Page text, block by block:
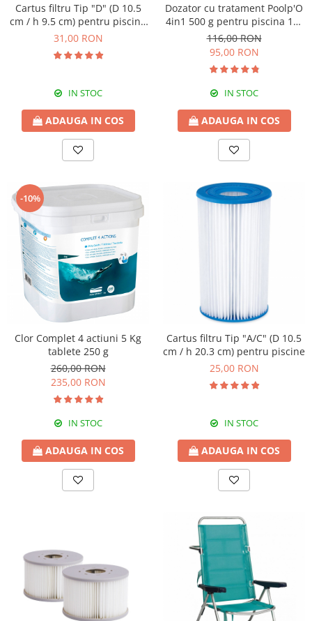
Cartus filtru Tip "D" (D 10.5
cm / h 9.5 cm) pentru piscine
- Set cu 2 buc
31,00 RON
IN STOC
ADAUGA IN COS
Dozator cu tratament Poolp'O
4in1 500 g pentru piscina 10-
20 m3
116,00 RON
95,00 RON
IN STOC
ADAUGA IN COS
-10%
Clor Complet 4 actiuni 5 Kg
tablete 250 g
260,00 RON
235,00 RON
IN STOC
ADAUGA IN COS
Cartus filtru Tip "A/C" (D 10.5
cm / h 20.3 cm) pentru piscine
25,00 RON
IN STOC
ADAUGA IN COS